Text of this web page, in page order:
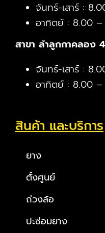
จันทร์-เสาร์ :
อาทิตย์ : 8.00
สาขา ลำลูกกาคลอง
จันทร์-เสาร์ :
อาทิตย์ : 8.00
สินค้า และบริการ
ยาง
ตั้งศูนย์
ถ่วงล้อ
ปะซ่อมยาง